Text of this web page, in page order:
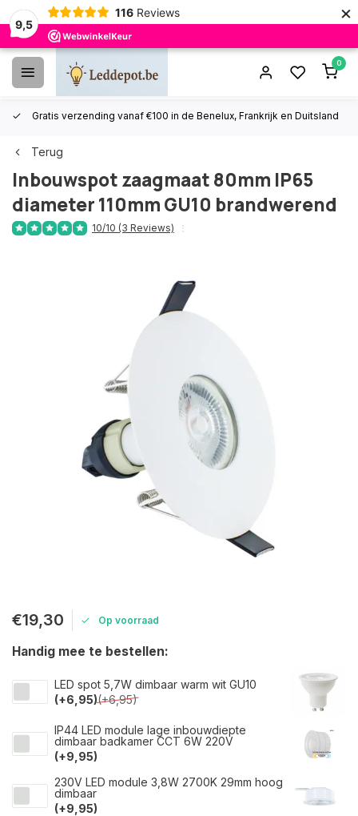
9,5
116 Reviews ×
0
Gratis verzending vanaf €100 in de Benelux, Frankrijk en Duitsland
Terug
Inbouwspot zaagmaat 80mm IP65
diameter 110mm GU10 brandwerend
10/10 (3 Reviews)
€19,30 Op voorraad
Handig mee te bestellen:
LED spot 5,7W dimbaar warm wit GU10
(+6,95)(+6,95)
IP44 LED module lage inbouwdiepte
dimbaar badkamer CCT 6W 220V
(+9,95)
230V LED module 3,8W 2700K 29mm hoog
dimbaar
(+9,95)